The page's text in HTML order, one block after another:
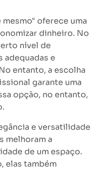
oferece uma
dinheiro. No
nível de
adequadas e
entanto, a escolha
garante uma
opção, no entanto,
e versatilidade
melhoram a
de um espaço.
elas também